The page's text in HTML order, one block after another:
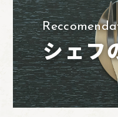
シェフ